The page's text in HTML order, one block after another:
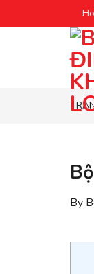
đến
By